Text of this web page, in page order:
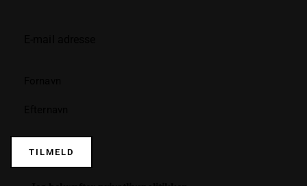
TILMELD